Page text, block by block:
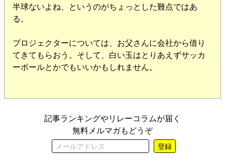
半球ないよね、というのがちょっとした難点ではあ
る。
プロジェクターについては、お父さんに会社から借り
てきてもらおう。そして、白い玉はとりあえずサッカ
ーボールとかでもいいかもしれません。
記事ランキングやリレーコラムが届く
無料メルマガもどうぞ
登録